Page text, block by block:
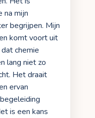
na mijn
begrijpen. Mijn
komt voort uit
chemie
lang niet zo
Het draait
ervan
is een kans